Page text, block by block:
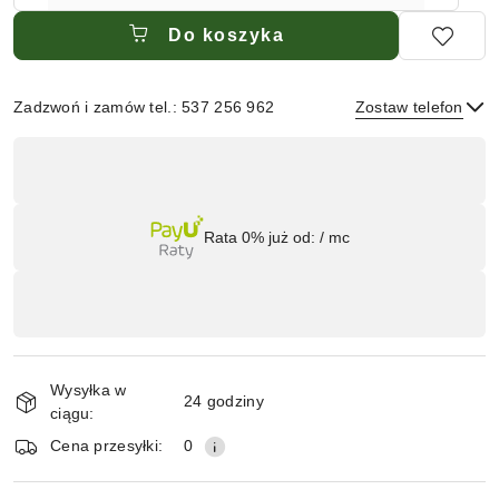
Do koszyka
Zadzwoń i zamów tel.: 537 256 962 Zostaw telefon
Rata 0% już od: / mc
Wysyłka w
ciągu:
24 godziny
Cena przesyłki: 0